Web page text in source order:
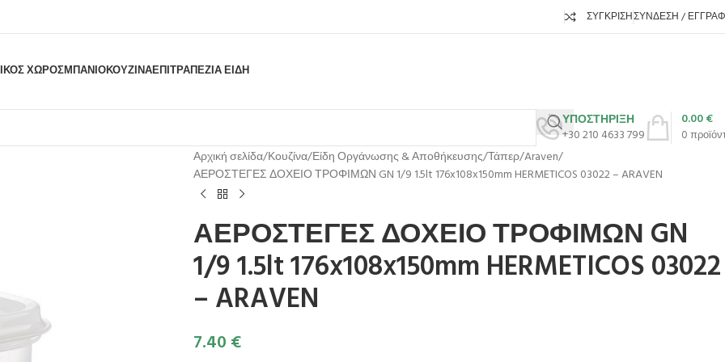
ΣΎΓΚΡΙΣΗΣΎΝΔΕΣΗ /
ΧΩΡΟΣΜΠΆΝΙΟΚΟΥΖΊΝΑΕΠΙΤΡΑΠΈΖΙΑ ΕΊΔΗ
ΥΠΟΣΤΗΡΙΞΗ
+30 210 4633 799
0
0.00€
Αρχική σελίδα Κουζίνα Είδη Οργάνωσης & Αποθήκευσης Τάπερ Araven
ΑΕΡΟΣΤΕΓΕΣ ΔΟΧΕΙΟ ΤΡΟΦΙΜΩΝ GN 1/9 1.5lt 176x108x150mm HERMETICOS 03022 – ARAVEN
ΑΕΡΟΣΤΕΓΕΣ ΔΟΧΕΙΟ ΤΡΟΦΙΜΩΝ GN
1/9 1.5lt 176x108x150mm HERMETICOS 03022
– ARAVEN
7.40 €